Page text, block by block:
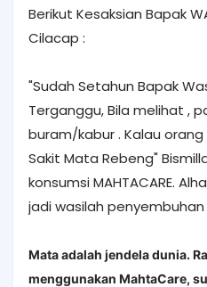
Berikut Kesaksian Bapak
Cilacap :
"Sudah Setahun Bapak
Terganggu, Bila melihat ,
buram/kabur . Kalau
Sakit Mata Rebeng"
konsumsi MAHTACARE.
jadi wasilah
Mata adalah jendela dunia.
menggunakan MahtaCare,